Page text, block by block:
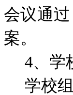
会议通
案。
4、学
学校